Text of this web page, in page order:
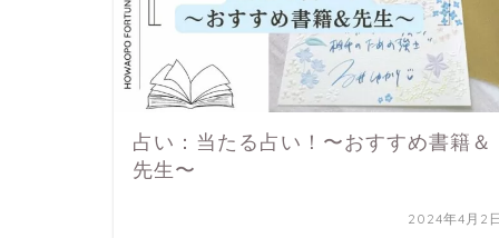
占い：当たる占い！〜おすすめ書籍＆
先生〜
2024年4月2